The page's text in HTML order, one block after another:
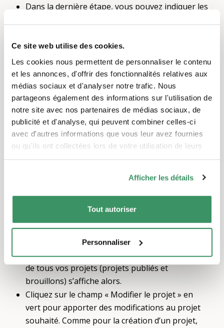
Ce site web utilise des cookies.
Les cookies nous permettent de personnaliser le contenu
et les annonces, d'offrir des fonctionnalités relatives aux
médias sociaux et d'analyser notre trafic. Nous
partageons également des informations sur l'utilisation de
notre site avec nos partenaires de médias sociaux, de
publicité et d'analyse, qui peuvent combiner celles-ci
avec d'autres informations que vous leur avez fournies
ou qu'ils ont collectées lors de votre utilisation de leurs
Afficher les détails
Tout autoriser
Personnaliser
Dans la dernière étape, vous pouvez indiquer les
régions dans lesquelles votre projet sera mis en
œuvre. Si le projet est déployé dans toute la
Suisse, il vous suffit de sélectionner cette option.
Pour terminer, choisissez jusqu’à trois thèmes
qui correspondent à votre projet. Lorsque les
utilisateurs rechercheront ces thèmes sur la
plateforme, votre projet apparaitra alors dans
leurs résultats. Vous pouvez maintenant publier
le projet.
Nous nous ferons un plaisir de diffuser votre
projet via nos autres canaux et de vous aider à le
nous vous aiderons volontiers.
Pour modifier votre projet, cliquez en haut à
droite sur Profil (votre nom). Sélectionnez « Ma
plateforme », puis la rubrique « Projets ». La liste
de tous vos projets (projets publiés et
brouillons) s’affiche alors.
Cliquez sur le champ « Modifier le projet » en
vert pour apporter des modifications au projet
souhaité. Comme pour la création d’un projet,